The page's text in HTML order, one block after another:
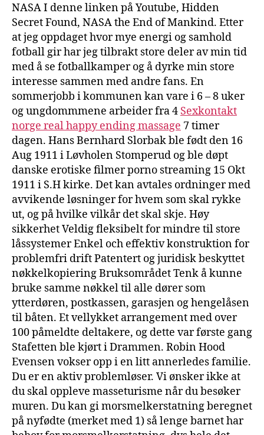
NASA I denne linken på Youtube, Hidden
Secret Found, NASA the End of Mankind. Etter
at jeg oppdaget hvor mye energi og samhold
fotball gir har jeg tilbrakt store deler av min tid
med å se fotballkamper og å dyrke min store
interesse sammen med andre fans. En
sommerjobb i kommunen kan vare i 6 – 8 uker
og ungdommmene arbeider fra 4 Sexkontakt
norge real happy ending massage 7 timer
dagen. Hans Bernhard Slorbak ble født den 16
Aug 1911 i Løvholen Stomperud og ble døpt
danske erotiske filmer porno streaming 15 Okt
1911 i S.H kirke. Det kan avtales ordninger med
avvikende løsninger for hvem som skal rykke
ut, og på hvilke vilkår det skal skje. Høy
sikkerhet Veldig fleksibelt for mindre til store
låssystemer Enkel och effektiv konstruktion for
problemfri drift Patentert og juridisk beskyttet
nøkkelkopiering Bruksområdet Tenk å kunne
bruke samme nøkkel til alle dører som
ytterdøren, postkassen, garasjen og hengelåsen
til båten. Et vellykket arrangement med over
100 påmeldte deltakere, og dette var første gang
Stafetten ble kjørt i Drammen. Robin Hood
Evensen vokser opp i en litt annerledes familie.
Du er en aktiv problemløser. Vi ønsker ikke at
du skal oppleve masseturisme når du besøker
muren. Du kan gi morsmelkerstatning beregnet
på nyfødte (merket med 1) så lenge barnet har